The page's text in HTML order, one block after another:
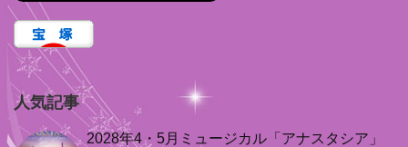
人気記事
2028年4・5月ミュージカル「アナスタシア」